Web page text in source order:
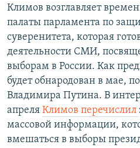
Климов возглавляет
палаты парламента по
суверенитета, которая
деятельности СМИ,
выборам в России. Как
будет обнародован в мае,
Владимира Путина. В
апреля Климов перечислил
массовой информации,
вмешаться в выборы